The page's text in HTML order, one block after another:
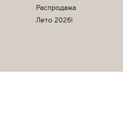
Распродажа
Лето 2026!